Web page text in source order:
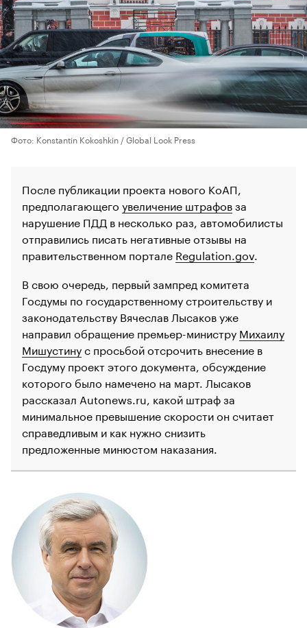
Фото: Konstantin Kokoshkin / Global Look Press
После публикации проекта нового КоАП,
предполагающего увеличение штрафовза
нарушение ПДД в несколько раз, автомобилисты
отправились писать негативные отзывы на
правительственном портале Regulation.gov
В свою очередь, первый зампред комитета
Госдумы по государственному строительству и
законодательству Вячеслав Лысаков уже
направил обращение премьер-министру Михаилу
Мишустинус просьбой отсрочить внесение в
Госдуму проект этого документа, обсуждение
которого было намечено на март. Лысаков
рассказал Autonews.ru, какой штраф за
минимальное превышение скорости он считает
справедливым и как нужно снизить
предложенные минюстом наказания.